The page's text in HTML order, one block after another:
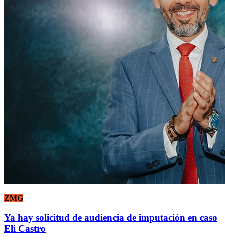
ZMG
Ya hay solicitud de audiencia de imputación en caso
Eli Castro